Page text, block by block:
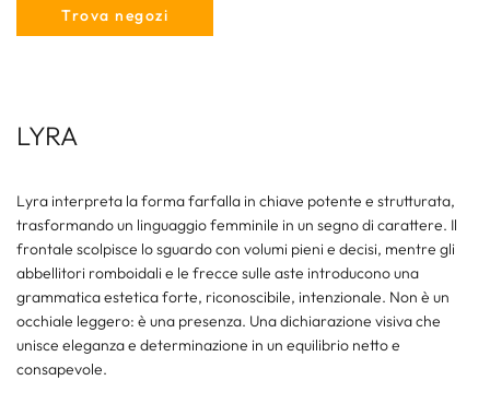
Trova negozi
LYRA
Lyra interpreta la forma farfalla in chiave potente e strutturata,
trasformando un linguaggio femminile in un segno di carattere. Il
frontale scolpisce lo sguardo con volumi pieni e decisi, mentre gli
abbellitori romboidali e le frecce sulle aste introducono una
grammatica estetica forte, riconoscibile, intenzionale. Non è un
occhiale leggero: è una presenza. Una dichiarazione visiva che
unisce eleganza e determinazione in un equilibrio netto e
consapevole.